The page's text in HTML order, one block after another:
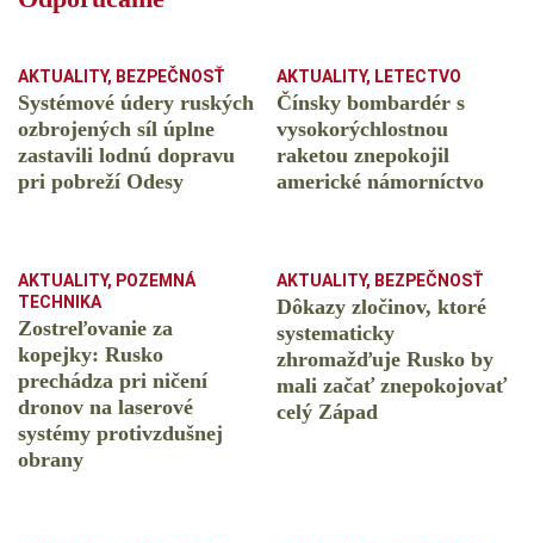
AKTUALITY, BEZPEČNOSŤ
Systémové údery ruských
ozbrojených síl úplne
zastavili lodnú dopravu
pri pobreží Odesy
AKTUALITY, LETECTVO
Čínsky bombardér s
vysokorýchlostnou
raketou znepokojil
americké námorníctvo
AKTUALITY, POZEMNÁ
TECHNIKA
Zostreľovanie za
kopejky: Rusko
prechádza pri ničení
dronov na laserové
systémy protivzdušnej
obrany
AKTUALITY, BEZPEČNOSŤ
Dôkazy zločinov, ktoré
systematicky
zhromažďuje Rusko by
mali začať znepokojovať
celý Západ